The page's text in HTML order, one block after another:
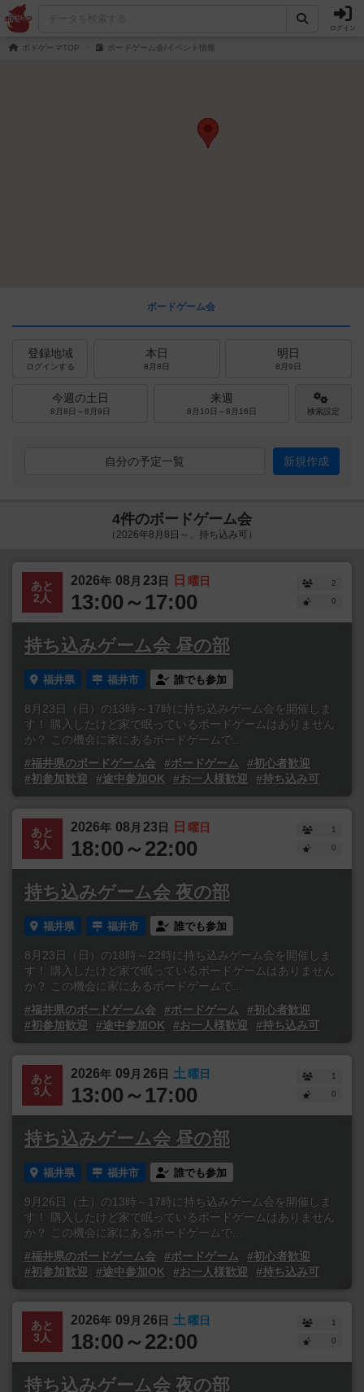
ログイン
ボドゲーマTOP ボードゲーム会/イベント情報
ボードゲーム会
登録地域
ログインする
本日
8月8日
明日
8月9日
今週の土日
8月8日～8月9日
来週
8月10日～8月16日 検索設定
自分の予定一覧 新規作成
4件のボードゲーム会
（2026年8月8日～、持ち込み可）
あと
2人
2026年 08 月 23日 日 曜日
13:00～17:00
2
0
持ち込みゲーム会 昼の部
福井県 福井市 誰でも参加
8月23日（日）の13時～17時に持ち込みゲーム会を開催しま
す！ 購入したけど家で眠っているボードゲームはありません
か？ この機会に家にあるボードゲームで...
#福井県のボードゲーム会
#ボードゲーム
#初心者歓迎
#初参加歓迎
#途中参加OK #お一人様歓迎 #持ち込み可
あと
3人
2026年 08 月 23日 日 曜日
18:00～22:00
1
0
持ち込みゲーム会 夜の部
福井県 福井市 誰でも参加
8月23日（日）の18時～22時に持ち込みゲーム会を開催しま
す！ 購入したけど家で眠っているボードゲームはありません
か？ この機会に家にあるボードゲームで...
#福井県のボードゲーム会
#ボードゲーム
#初心者歓迎
#初参加歓迎
#途中参加OK #お一人様歓迎 #持ち込み可
あと
3人
2026年 09 月 26日 土曜日
13:00～17:00
1
0
持ち込みゲーム会 昼の部
福井県 福井市 誰でも参加
9月26日（土）の13時～17時に持ち込みゲーム会を開催しま
す！ 購入したけど家で眠っているボードゲームはありません
か？ この機会に家にあるボードゲームで...
#福井県のボードゲーム会
#ボードゲーム
#初心者歓迎
#初参加歓迎
#途中参加OK #お一人様歓迎 #持ち込み可
あと
3人
2026年 09 月 26日 土曜日
18:00～22:00
1
0
持ち込みゲーム会 夜の部